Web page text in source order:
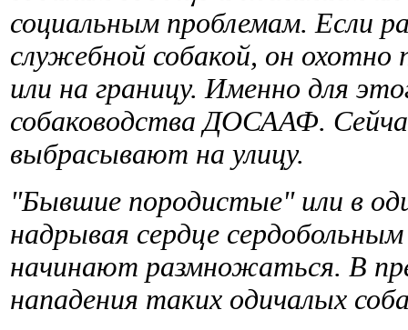
социальным проблемам. Если
служебной собакой, он охотно
или на границу. Именно для
собаководства ДОСААФ.
выбрасывают на улицу.
"Бывшие породистые" или в
надрывая сердце
начинают размножаться. В
нападения таких одичалых